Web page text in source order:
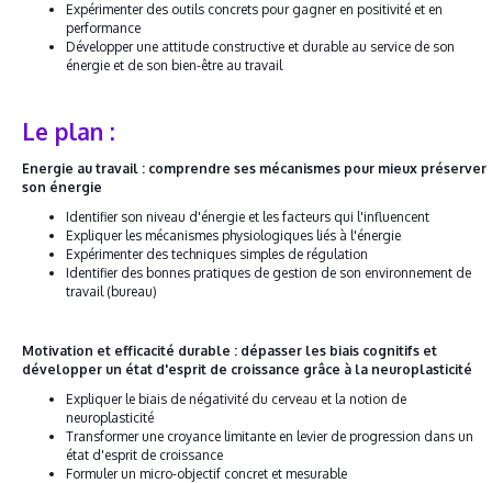
Expérimenter des outils concrets pour gagner en positivité et en
performance
Développer une attitude constructive et durable au service de son
énergie et de son bien-être au travail
Le plan :
Energie au travail : comprendre ses mécanismes pour mieux préserver
son énergie
Identifier son niveau d'énergie et les facteurs qui l'influencent
Expliquer les mécanismes physiologiques liés à l'énergie
Expérimenter des techniques simples de régulation
Identifier des bonnes pratiques de gestion de son environnement de
travail (bureau)
Motivation et efficacité durable : dépasser les biais cognitifs et
développer un état d'esprit de croissance grâce à la neuroplasticité
Expliquer le biais de négativité du cerveau et la notion de
neuroplasticité
Transformer une croyance limitante en levier de progression dans un
état d'esprit de croissance
Formuler un micro-objectif concret et mesurable